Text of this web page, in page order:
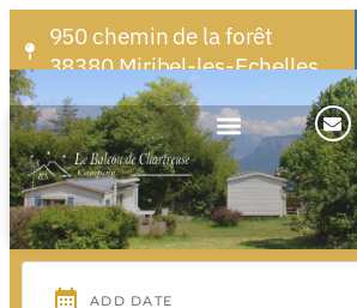
950 chemin de la forêt
38380 Miribel-les-Echelles